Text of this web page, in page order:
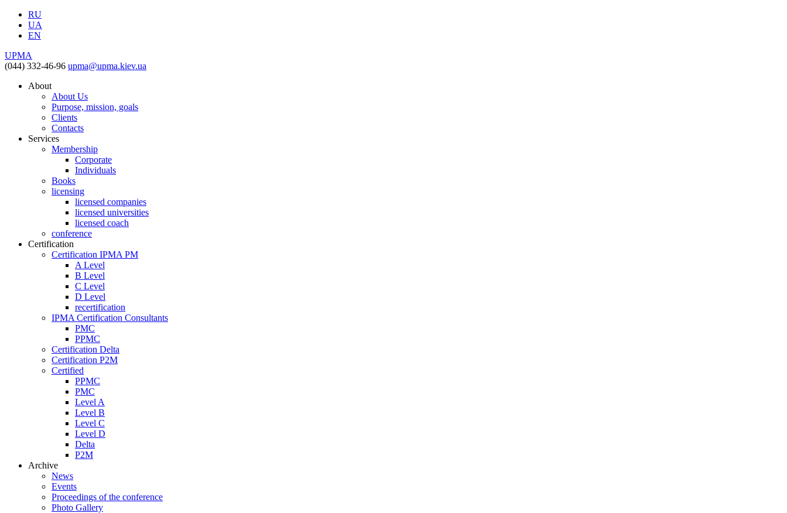
RU
UA
EN
UPMA
(044) 332-46-96 upma@upma.kiev.ua
About
About Us
Purpose, mission, goals
Clients
Contacts
Services
Membership
Corporate
Individuals
Books
licensing
licensed companies
licensed universities
licensed coach
conference
Certification
Certification IPMA PM
A Level
B Level
C Level
D Level
recertification
IPMA Certification Consultants
PMC
PPMC
Certification Delta
Certification P2M
Certified
PPMC
PMC
Level A
Level B
Level C
Level D
Delta
P2M
Archive
News
Events
Proceedings of the conference
Photo Gallery